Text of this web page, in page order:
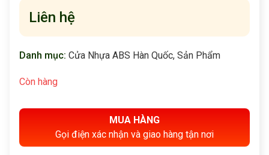
Liên hệ
Danh mục: Cửa Nhựa ABS Hàn Quốc, Sản Phẩm
Còn hàng
MUA HÀNG
Gọi điện xác nhận và giao hàng tận nơi